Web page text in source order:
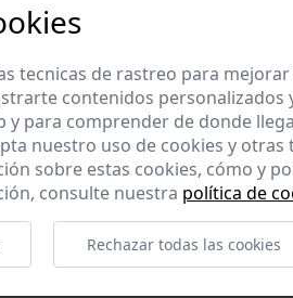
tecnicas de rastreo para
contenidos personalizados
y para comprender de donde
nuestro uso de cookies y
sobre estas cookies, cómo y
consulte nuestra política de
Rechazar todas las cookies